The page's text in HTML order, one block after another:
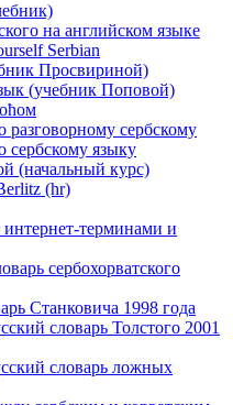
на английском языке
Serbian
Просвириной)
(учебник Поповой)
сербскому
языку
(начальный курс)
(hr)
интернет-терминами и
сербохорватского
Станковича 1998 года
словарь Толстого 2001
словарь ложных